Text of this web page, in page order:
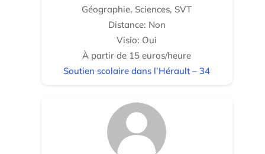
Géographie, Sciences, SVT
Distance: Non
Visio: Oui
À partir de 15 euros/heure
Soutien scolaire dans l’Hérault – 34